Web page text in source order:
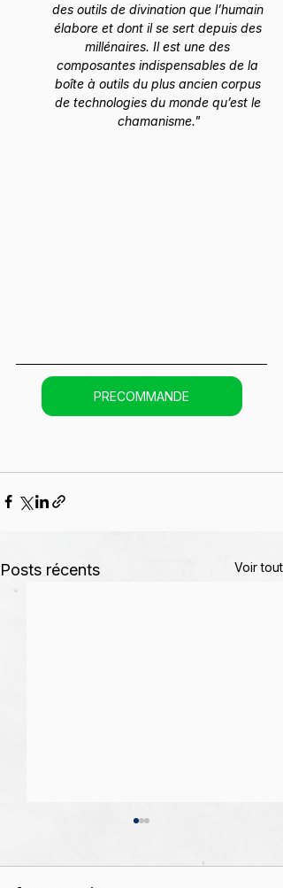
des outils de divination que l’humain
élabore et dont il se sert depuis des
millénaires. Il est une des
composantes indispensables de la
boîte à outils du plus ancien corpus
de technologies du monde qu’est le
chamanisme."
PRECOMMANDE
Posts récents Voir tout